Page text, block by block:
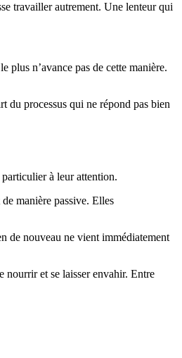
travailler autrement. Une lenteur qui
plus n’avance pas de cette manière.
du processus qui ne répond pas bien
à leur attention.
manière passive. Elles
de nouveau ne vient immédiatement
nourrir et se laisser envahir. Entre